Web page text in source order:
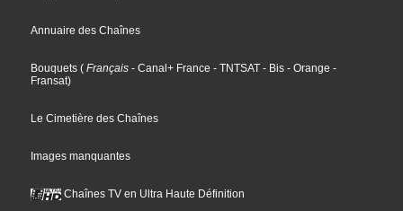
Annuaire des Chaînes
Bouquets ( Français - Canal+ France - TNTSAT - Bis - Orange -
Fransat)
Le Cimetière des Chaînes
Images manquantes
Chaînes TV en Ultra Haute Définition